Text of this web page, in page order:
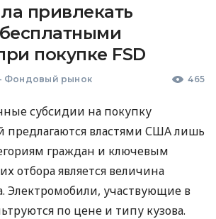
привлекать
покупке FSD
Фондовый рынок 465
субсидии на покупку
предлагаются властями США лишь
граждан и ключевым
отбора является величина
Электромобили, участвующие в
по цене и типу кузова.